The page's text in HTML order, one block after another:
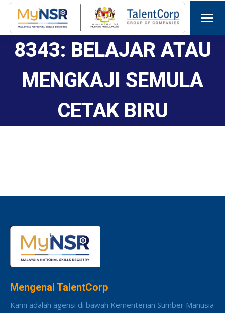
8343: BELAJAR ATAU
MENGKAJI SEMULA
CETAK BIRU
Mengenai TalentCorp
Kami adalah agensi di bawah Kementerian Sumber Manusia